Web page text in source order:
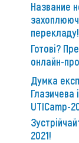
Название
перекладу!
Готові?
онлайн-
Думка
Глазичева
UTICamp-
2021!